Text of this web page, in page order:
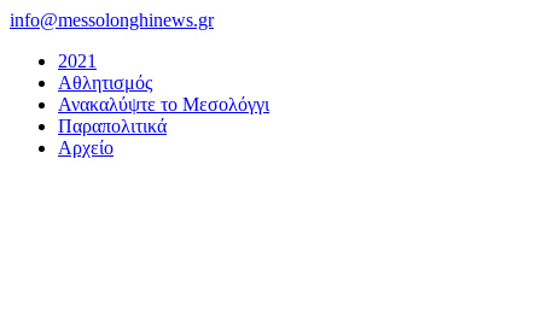
Μετάβαση
περιεχόμενο
info@messolonghinews.gr
2021
Αθλητισμός
Ανακαλύψτε το Μεσολόγγι
Παραπολιτικά
Αρχείο